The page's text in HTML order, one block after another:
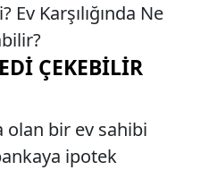
Karşılığında Ne
ÇEKEBILIR
olan bir ev sahibi
ipotek